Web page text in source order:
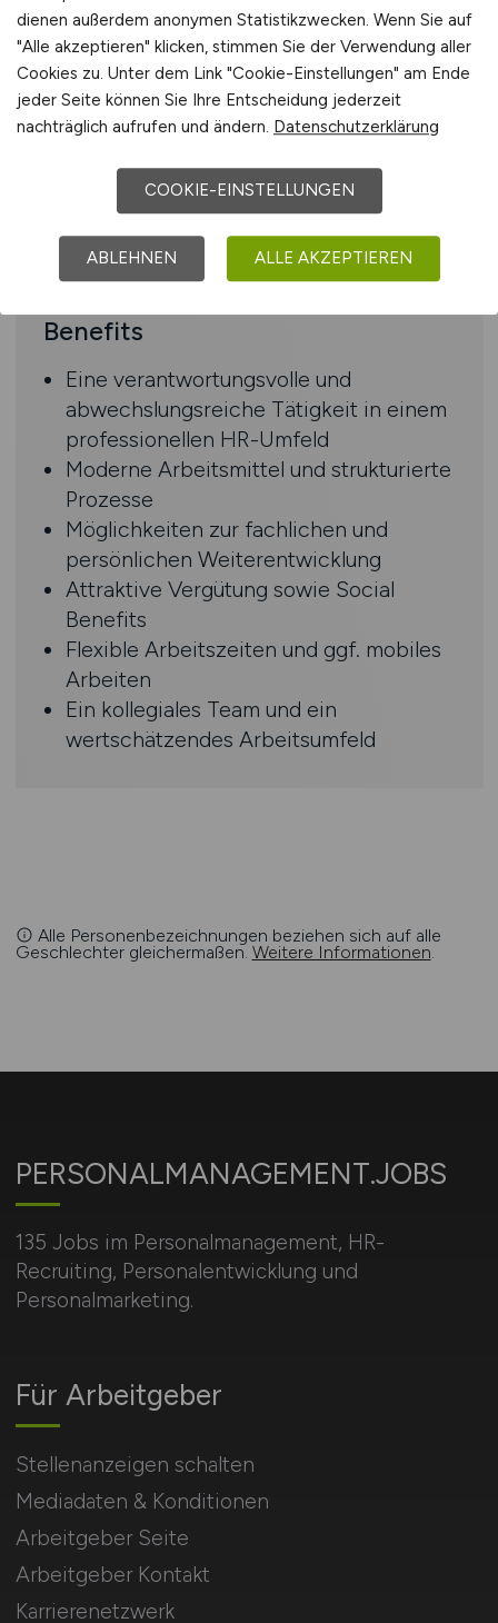
Gute Kenntnisse in SAP HCM / SAP
Payroll von Vorteil
Grundkenntnisse im Lohnsteuer- und
Sozialversicherungsrecht
termingerechte Arbeitsweise
Diskretion und
Verantwortungsbewusstsein im
Umgang mit vertraulichen Daten
Benefits
Eine verantwortungsvolle und
abwechslungsreiche Tätigkeit in einem
professionellen HR-Umfeld
Moderne Arbeitsmittel und strukturierte
Prozesse
Möglichkeiten zur fachlichen und
persönlichen Weiterentwicklung
Attraktive Vergütung sowie Social
Benefits
Flexible Arbeitszeiten und ggf. mobiles
Arbeiten
Ein kollegiales Team und ein
wertschätzendes Arbeitsumfeld
Alle Personenbezeichnungen beziehen sich auf alle
Geschlechter gleichermaßen. Weitere Informationen
PERSONALMANAGEMENT.JOBS
135 Jobs im Personalmanagement, HR-
Recruiting, Personalentwicklung und
Personalmarketing.
Für Arbeitgeber
Stellenanzeigen schalten
Mediadaten & Konditionen
Arbeitgeber Seite
Arbeitgeber Kontakt
Karrierenetzwerk
dienen außerdem anonymen Statistikzwecken. Wenn Sie auf
"Alle akzeptieren" klicken, stimmen Sie der Verwendung aller
Cookies zu. Unter dem Link "Cookie-Einstellungen" am Ende
jeder Seite können Sie Ihre Entscheidung jederzeit
nachträglich aufrufen und ändern. Datenschutzerklärung
COOKIE-EINSTELLUNGEN
ABLEHNEN ALLE AKZEPTIEREN